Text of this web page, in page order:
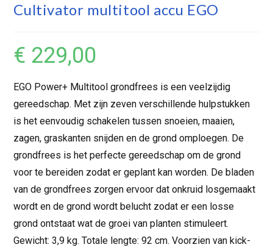
Cultivator multitool accu EGO
€ 229,00
EGO Power+ Multitool grondfrees is een veelzijdig
gereedschap. Met zijn zeven verschillende hulpstukken
is het eenvoudig schakelen tussen snoeien, maaien,
zagen, graskanten snijden en de grond omploegen. De
grondfrees is het perfecte gereedschap om de grond
voor te bereiden zodat er geplant kan worden. De bladen
van de grondfrees zorgen ervoor dat onkruid losgemaakt
wordt en de grond wordt belucht zodat er een losse
grond ontstaat wat de groei van planten stimuleert.
Gewicht: 3,9 kg. Totale lengte: 92 cm. Voorzien van kick-